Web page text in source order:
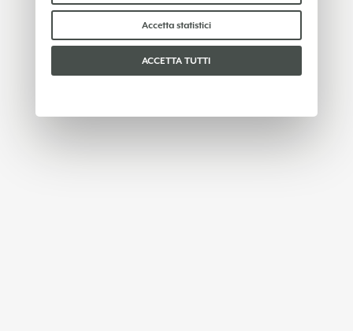
policy.
Per favore, scegli quali cookie accettare:
Accetta statistici
ACCETTA TUTTI